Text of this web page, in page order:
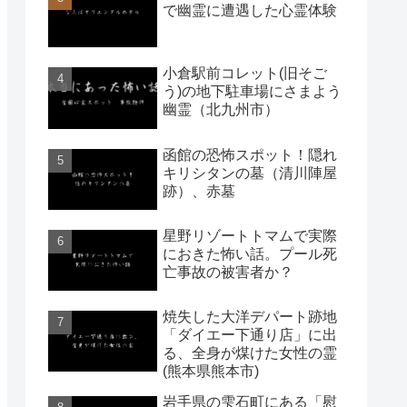
で幽霊に遭遇した心霊体験
小倉駅前コレット(旧そご
う)の地下駐車場にさまよう
幽霊（北九州市）
函館の恐怖スポット！隠れ
キリシタンの墓（清川陣屋
跡）、赤墓
星野リゾートトマムで実際
におきた怖い話。プール死
亡事故の被害者か？
焼失した大洋デパート跡地
「ダイエー下通り店」に出
る、全身が煤けた女性の霊
(熊本県熊本市)
岩手県の雫石町にある「慰